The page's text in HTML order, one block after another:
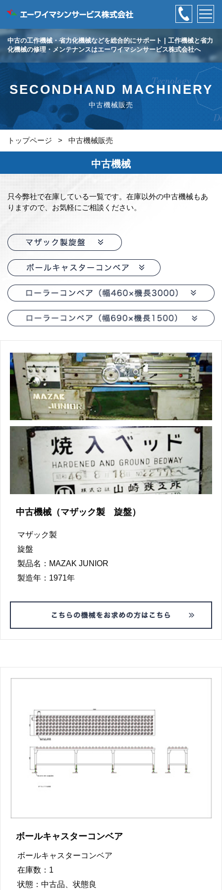
中古の工作機械・省力化機械などを総合的にサポート | 工作機械と省力
化機械の修理・メンテナンスはエーワイマシンサービス株式会社へ
SECONDHAND MACHINERY
中古機械販売
トップページ > 中古機械販売
中古機械
只今弊社で在庫している一覧です。在庫以外の中古機械もあ
りますので、お気軽にご相談ください。
中古機械（マザック製 旋盤）
マザック製
旋盤
製品名：MAZAK JUNIOR
製造年：1971年
ボールキャスターコンベア
ボールキャスターコンベア
在庫数：1
状態：中古品、状態良